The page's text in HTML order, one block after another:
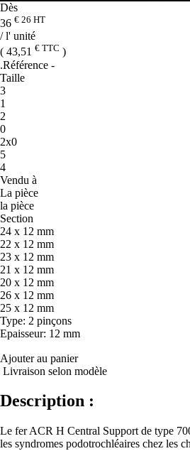
Dès
36 € 26 HT
/ l' unité
( 43,51 € TTC )
.Référence -
Taille
3
1
2
0
2x0
5
4
Vendu à
La pièce
la pièce
Section
24 x 12 mm
22 x 12 mm
23 x 12 mm
21 x 12 mm
20 x 12 mm
26 x 12 mm
25 x 12 mm
Type: 2 pinçons
Epaisseur: 12 mm
Ajouter au panier
Livraison selon modèle
Description :
Le fer ACR H Central Support de type
les syndromes podotrochléaires chez les